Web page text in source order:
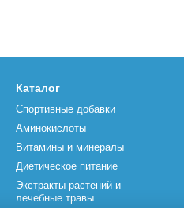
Каталог
Спортивные добавки
Аминокислоты
Витамины и минералы
Диетическое питание
Экстракты растений и
лечебные травы